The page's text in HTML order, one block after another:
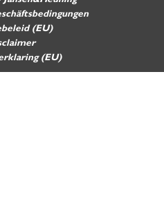
(EU)
(EU)